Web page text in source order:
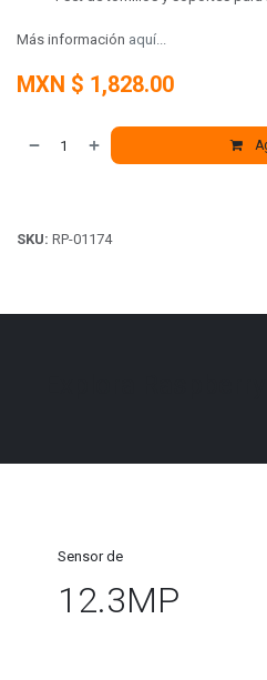
Más información aquí...
MXN $ 1,828.00
SKU: RP-01174
Sensor de
12.3MP